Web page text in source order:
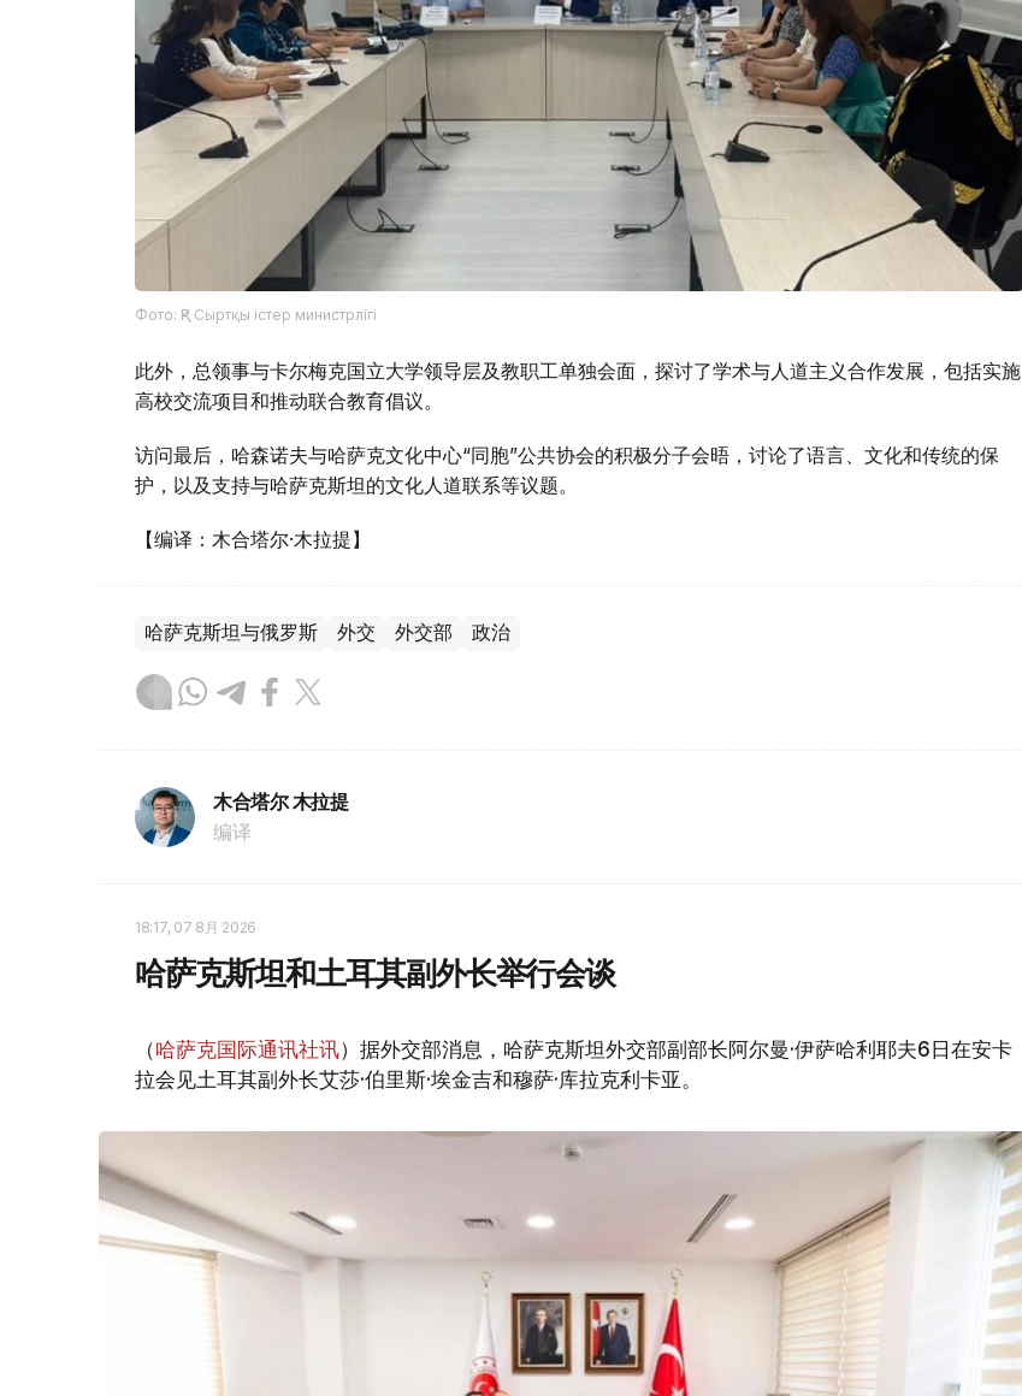
Фото: ҚР Сыртқы істер министрлігі
此外，总领事与卡尔梅克国立大学领导层及教职工单独会面，探讨了学术与人道主义合作发展，包括实施
高校交流项目和推动联合教育倡议。
访问最后，哈森诺夫与哈萨克文化中心“同胞”公共协会的积极分子会晤，讨论了语言、文化和传统的保
护，以及支持与哈萨克斯坦的文化人道联系等议题。
【编译：木合塔尔·木拉提】
哈萨克斯坦与俄罗斯 外交 外交部 政治
木合塔尔 木拉提
编译
18:17, 07 8月 2026
哈萨克斯坦和土耳其副外长举行会谈
（哈萨克国际通讯社讯）据外交部消息，哈萨克斯坦外交部副部长阿尔曼·伊萨哈利耶夫6日在安卡
拉会见土耳其副外长艾莎·伯里斯·埃金吉和穆萨·库拉克利卡亚。